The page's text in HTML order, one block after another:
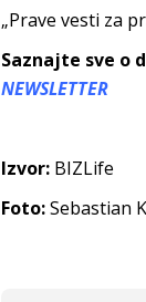
„Prave vesti za
Saznajte sve o
NEWSLETTER
Izvor: BIZLife
Foto:Sebastian